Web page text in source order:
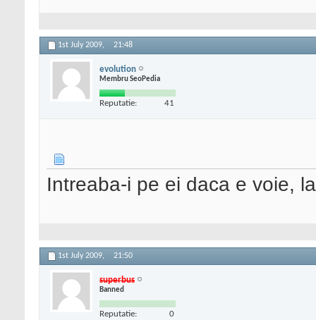
1st July 2009, 21:48
evolution
Membru SeoPedia
Reputatie: 41
Intreaba-i pe ei daca e voie,
1st July 2009, 21:50
superbus
Banned
Reputatie: 0